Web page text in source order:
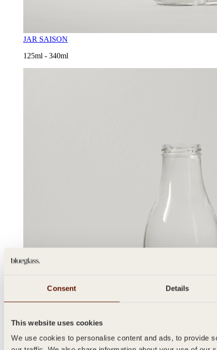
Consent Details
This website uses cookies
We use cookies to personalise content and ads, to provide
JAR SAISON
125ml - 340ml